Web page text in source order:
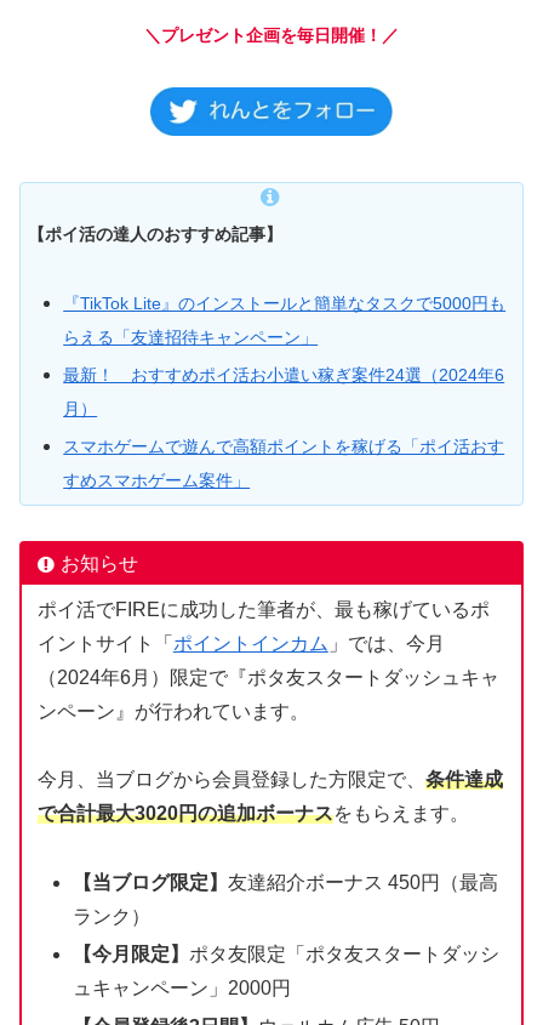
＼プレゼント企画を毎日開催！／
【ポイ活の達人のおすすめ記事】
『TikTok Lite』のインストールと簡単なタスクで5000円も
らえる「友達招待キャンペーン」
最新！ おすすめポイ活お小遣い稼ぎ案件24選（2024年6
月）
スマホゲームで遊んで高額ポイントを稼げる「ポイ活おす
すめスマホゲーム案件」
お知らせ
ポイ活でFIREに成功した筆者が、最も稼げているポ
イントサイト「 ポイントインカム 」では、今月
（2024年6月）限定で『ポタ友スタートダッシュキャ
ンペーン』が行われています。
今月、当ブログから会員登録した方限定で、 条件達成
で合計最大3020円の追加ボーナスをもらえます。
【当ブログ限定】 友達紹介ボーナス 450円（最高
ランク）
【今月限定】 ポタ友限定「ポタ友スタートダッシ
ュキャンペーン」2000円